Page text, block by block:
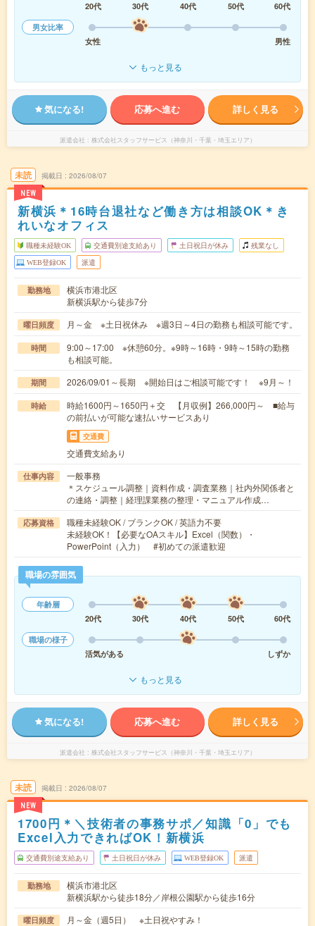
20代 30代 40代 50代
60代
男女比率
女性
男性
もっと見る
気になる! 応募へ進む 詳しく見る
派遣会社 株式会社スタッフサービス（神奈川・千葉・埼玉エリア）
未読
NEW
掲載日 2026/08/07
新横浜＊16時台退社など働き方は相談OK＊き
れいなオフィス
職種未経験OK 交通費別途支給あり 土日祝日が休み 残業なし
WEB登録OK 派遣
勤務地
横浜市港北区
新横浜駅から徒歩7分
曜日頻度 月～金 ※土日祝休み ※週3日～4日の勤務も相談可能です。
時間
9:00～17:00 ※休憩60分。※9時～16時・9時～15時の勤務
も相談可能。
期間 2026/09/01～長期 ※開始日はご相談可能です！ ※9月～！
時給
時給1600円～1650円＋交 【月収例】266,000円～ ■給与
の前払いが可能な速払いサービスあり
交通費
交通費支給あり
仕事内容
一般事務
＊スケジュール調整｜資料作成・調査業務｜社内外関係者と
の連絡・調整｜経理課業務の整理・マニュアル作成…
応募資格
職種未経験OK / ブランクOK / 英語力不要
未経験OK！【必要なOAスキル】Excel（関数）・
PowerPoint（入力） #初めての派遣歓迎
職場の雰囲気
年齢層
20代
30代 40代 50代
60代
職場の様子
活気がある
しずか
もっと見る
気になる! 応募へ進む 詳しく見る
派遣会社 株式会社スタッフサービス（神奈川・千葉・埼玉エリア）
未読
NEW
掲載日 2026/08/07
1700円＊＼技術者の事務サポ／知識「0」でも
Excel入力できればOK！新横浜
交通費別途支給あり 土日祝日が休み WEB登録OK 派遣
勤務地
横浜市港北区
新横浜駅から徒歩18分／岸根公園駅から徒歩16分
曜日頻度 月～金（週5日） ※土日祝やすみ！